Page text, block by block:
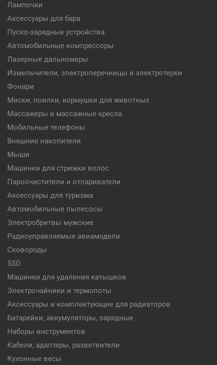
Лампочки
Аксессуары для бара
Пуско-зарядные устройства
Автомобильные компрессоры
Лазерные дальномеры
Измельчители, электроперечницы и электротерки
Фонари
Миски, поилки, кормушки для животных
Массажеры и массажные кресла
Мобильные телефоны
Внешние накопители
Мыши
Машинки для стрижки волос
Пароочистители и отпариватели
Аксессуары для туризма
Автомобильные пылесосы
Электробритвы мужские
Радиоуправляемые авиамодели
Сковороды
SSD
Машинки для удаления катышков
Электрочайники и термопоты
Аксессуары и комплектующие для радиаторов
Батарейки, аккумуляторы, зарядные
Наборы инструментов
Кабели, адаптеры, разветвители
Кухонные весы